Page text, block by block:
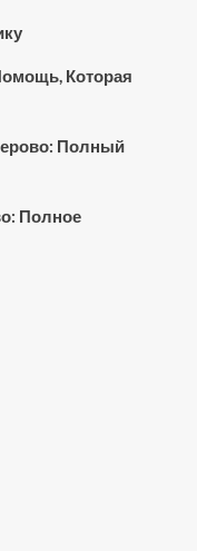
Которая
Полный
Полное